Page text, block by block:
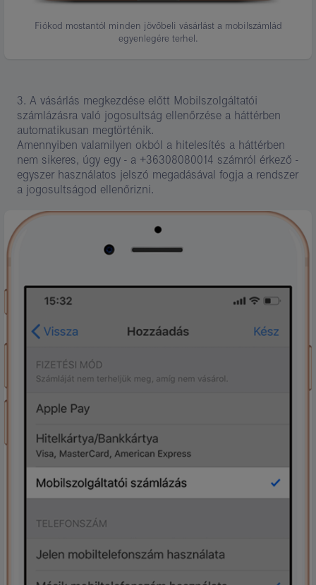
Fiókod mostantól minden jövőbeli vásárlást a mobilszámlád
egyenlegére terhel.
3. A vásárlás megkezdése előtt Mobilszolgáltatói
számlázásra való jogosultság ellenőrzése a háttérben
automatikusan megtörténik.
Amennyiben valamilyen okból a hitelesítés a háttérben
nem sikeres, úgy egy - a +36308080014 számról érkező -
egyszer használatos jelszó megadásával fogja a rendszer
a jogosultságod ellenőrizni.
leírása:
9.
lépés